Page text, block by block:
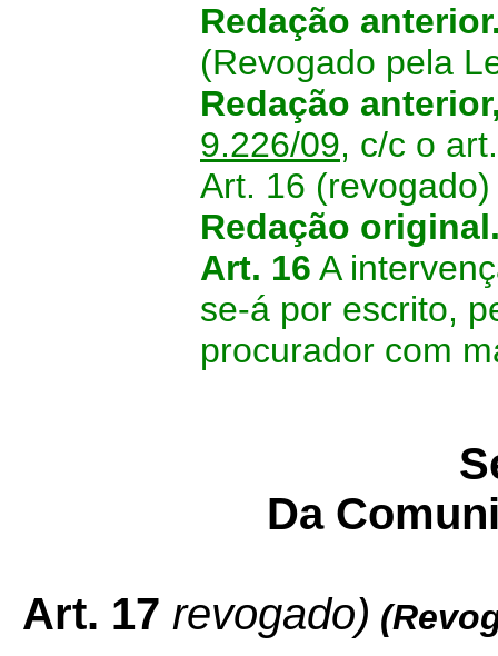
Redação
(Revogado pela
Redação
9.226/09, c/c o
Art. 16 (revogado)
Redação
Art. 16 A
se-á por escrito,
procurador com
Da
Art. 17 revogado)